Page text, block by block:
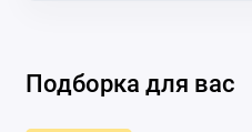
Подборка для вас